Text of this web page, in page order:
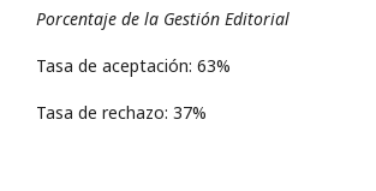
Porcentaje de la Gestión Editorial
Tasa de aceptación: 63%
Tasa de rechazo: 37%